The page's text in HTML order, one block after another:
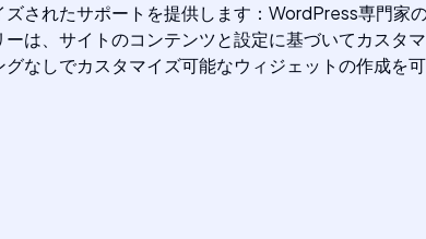
されたサポートを提供します：WordPress専門家
は、サイトのコンテンツと設定に基づいてカスタ
なしでカスタマイズ可能なウィジェットの作成を